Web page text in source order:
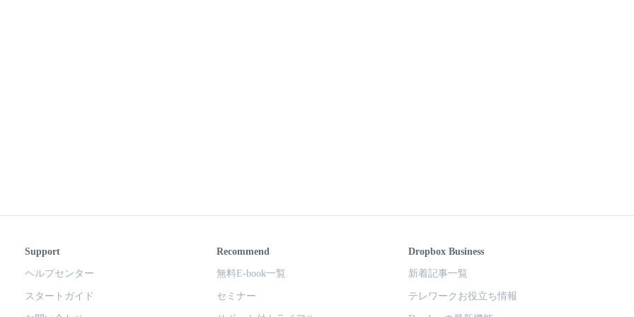
Support
ヘルプセンター
スタートガイド
Recommend
無料E-book一覧
セミナー
Dropbox Business
新着記事一覧
テレワークお役立ち情報